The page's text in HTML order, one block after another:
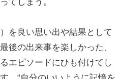
を良い思い出や結果として
後の出来事を楽しかった、
エピソードにひも付けてし